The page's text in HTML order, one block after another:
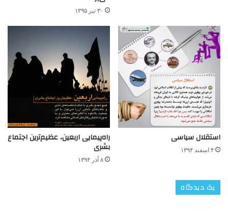
۳۰ تیر ۱۳۹۵
استقلال سیاسی
۴ اسفند ۱۳۹۴
راه‌پیمایی اربعین، عظیم‌ترین اجتماع
بشری
۸ آذر ۱۳۹۴
یک دیدگاه